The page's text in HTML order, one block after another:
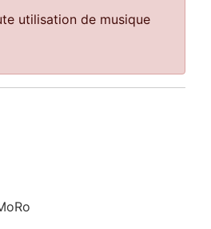
utilisation de musique